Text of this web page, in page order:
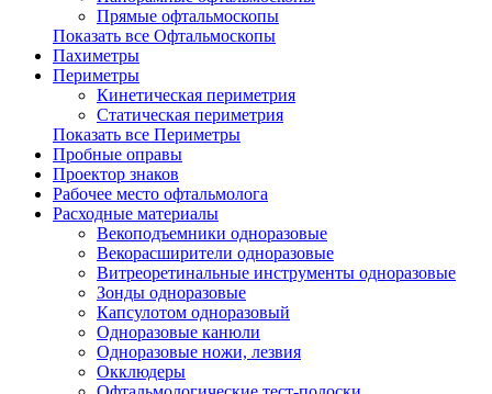
Прямые офтальмоскопы
Показать все Офтальмоскопы
Пахиметры
Периметры
Кинетическая периметрия
Статическая периметрия
Показать все Периметры
Пробные оправы
Проектор знаков
Рабочее место офтальмолога
Расходные материалы
Векоподъемники одноразовые
Векорасширители одноразовые
Витреоретинальные инструменты одноразовые
Зонды одноразовые
Капсулотом одноразовый
Одноразовые канюли
Одноразовые ножи, лезвия
Окклюдеры